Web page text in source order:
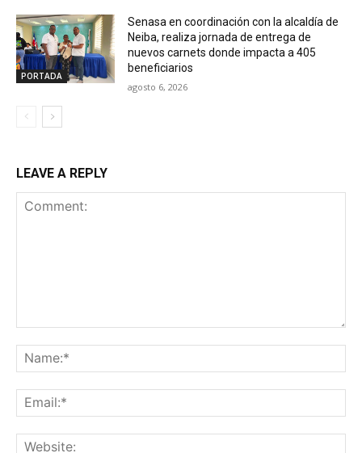
PORTADA
Senasa en coordinación con la alcaldía de
Neiba, realiza jornada de entrega de
nuevos carnets donde impacta a 405
beneficiarios
agosto 6, 2026
LEAVE A REPLY